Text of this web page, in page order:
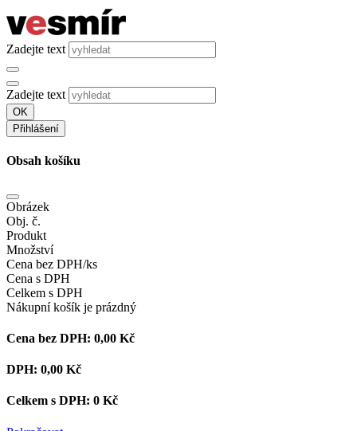
Zadejte text
Zadejte text
OK
Přihlášení
Obsah košíku
Obrázek
Obj. č.
Produkt
Množství
Cena bez DPH/ks
Cena s DPH
Celkem s DPH
Nákupní košík je prázdný
Cena bez DPH: 0,00 Kč
DPH: 0,00 Kč
Celkem s DPH: 0 Kč